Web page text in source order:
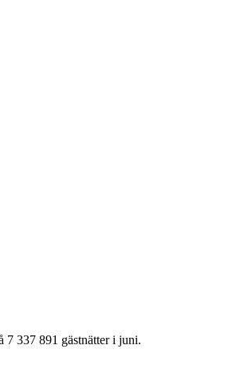
7 337 891 gästnätter i juni.